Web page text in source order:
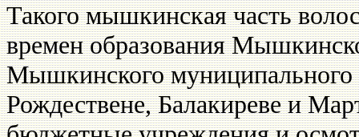
Такого мышкинская часть
времен образования
Мышкинского
Рождествене, Балакиреве и